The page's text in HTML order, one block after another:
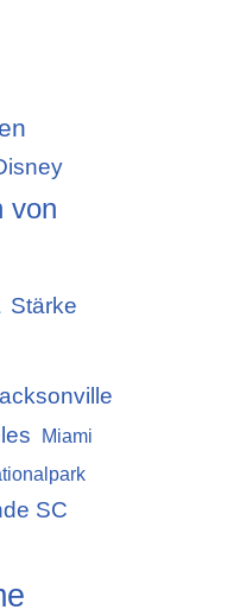
von
Stärke
Miami
SC